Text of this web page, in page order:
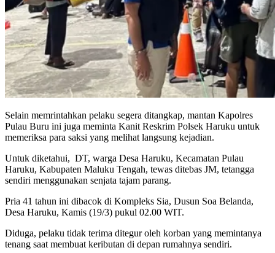
Selain memrintahkan pelaku segera ditangkap, mantan Kapolres
Pulau Buru ini juga meminta Kanit Reskrim Polsek Haruku untuk
memeriksa para saksi yang melihat langsung kejadian.
Untuk diketahui, DT, warga Desa Haruku, Kecamatan Pulau
Haruku, Kabupaten Maluku Tengah, tewas ditebas JM, tetangga
sendiri menggunakan senjata tajam parang.
Pria 41 tahun ini dibacok di Kompleks Sia, Dusun Soa Belanda,
Desa Haruku, Kamis (19/3) pukul 02.00 WIT.
Diduga, pelaku tidak terima ditegur oleh korban yang memintanya
tenang saat membuat keributan di depan rumahnya sendiri.